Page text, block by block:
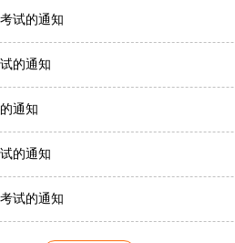
试的通知
的通知
通知
的通知
试的通知